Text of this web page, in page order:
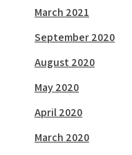
March 2021
September 2020
August 2020
May 2020
April 2020
March 2020